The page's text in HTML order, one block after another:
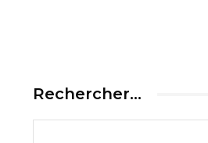
Rechercher…